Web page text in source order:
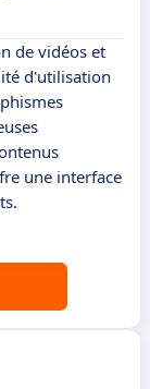
de vidéos et
d'utilisation
une interface